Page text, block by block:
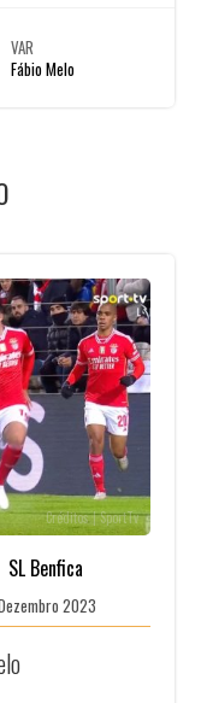
VAR
Fábio Melo
Créditos | SportTv
SL Benfica
2023